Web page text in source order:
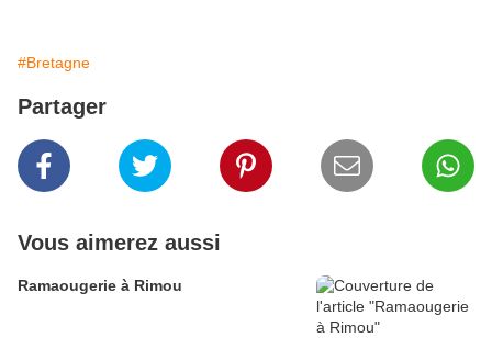
#Bretagne
Partager
Vous aimerez aussi
Ramaougerie à Rimou